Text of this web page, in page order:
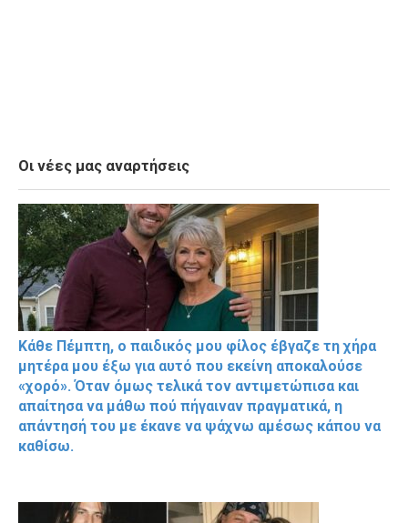
Οι νέες μας αναρτήσεις
Κάθε Πέμπτη, ο παιδικός μου φίλος έβγαζε τη χήρα
μητέρα μου έξω για αυτό που εκείνη αποκαλούσε
«χορό». Όταν όμως τελικά τον αντιμετώπισα και
απαίτησα να μάθω πού πήγαιναν πραγματικά, η
απάντησή του με έκανε να ψάχνω αμέσως κάπου να
καθίσω.